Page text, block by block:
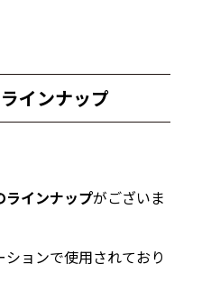
インナップ
ラインナップがございま
ョンで使用されており